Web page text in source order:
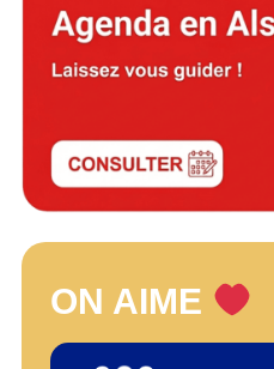
ON AIME